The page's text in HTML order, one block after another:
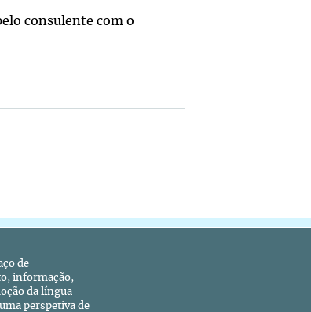
consulente com o
de
informação,
da língua
perspetiva de